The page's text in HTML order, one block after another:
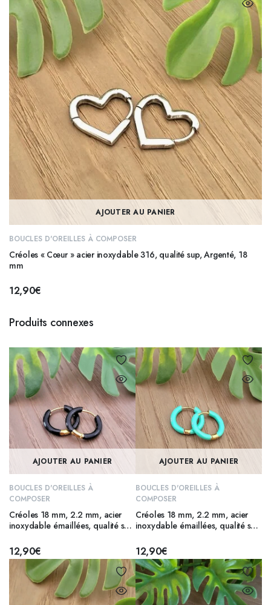
AJOUTER AU PANIER
BOUCLES D'OREILLES À COMPOSER
Créoles « Cœur » acier inoxydable 316, qualité sup, Argenté, 18
mm
12,90€
Produits connexes
AJOUTER AU PANIER
BOUCLES D'OREILLES À
COMPOSER
Créoles 18 mm, 2.2 mm, acier
inoxydable émaillées, qualité sup
12,90€
AJOUTER AU PANIER
BOUCLES D'OREILLES À
COMPOSER
Créoles 18 mm, 2.2 mm, acier
inoxydable émaillées, qualité sup
12,90€